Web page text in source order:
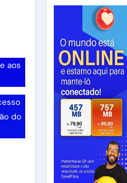
aos
do